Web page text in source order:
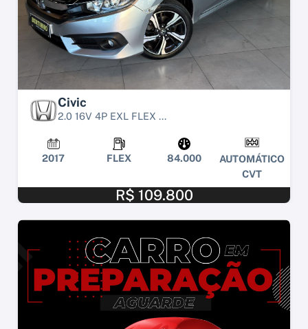
Civic
2.0 16V 4P EXL FLEX ...
2017 FLEX 84.000
AUTOMÁTICO
CVT
R$ 109.800